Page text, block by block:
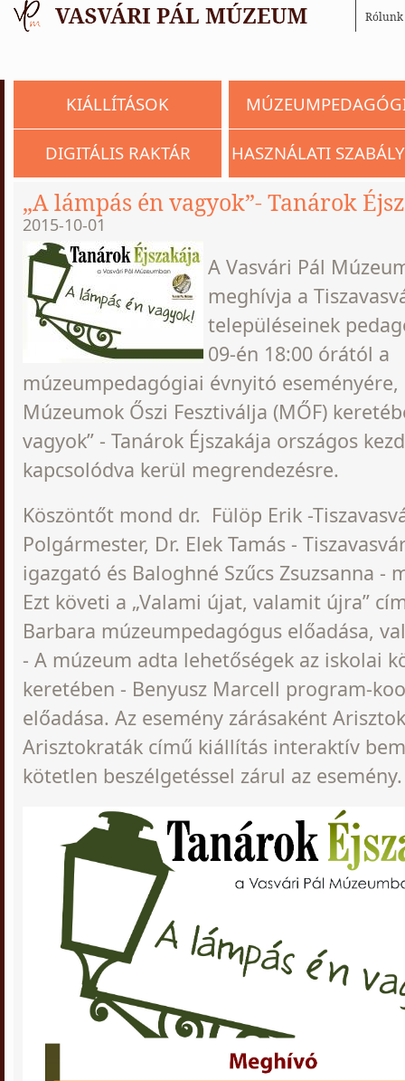
Rólunk
KIÁLLÍTÁSOK
DIGITÁLIS RAKTÁR HASZNÁLATI
„A lámpás én vagyok”- Tanárok
2015-10-01
A Vasvári Pál
meghívja a
településeinek
09-én 18:00 órától a
múzeumpedagógiai évnyitó
Múzeumok Őszi Fesztiválja (MŐF)
vagyok” - Tanárok Éjszakája országos
kapcsolódva kerül megrendezésre.
Köszöntőt mond dr. Fülöp Erik -
Polgármester, Dr. Elek Tamás -
igazgató és Baloghné Szűcs Zsuzsanna -
Ezt követi a „Valami újat, valamit újra”
Barbara múzeumpedagógus előadása,
- A múzeum adta lehetőségek az iskolai
keretében - Benyusz Marcell program-
előadása. Az esemény zárásaként
Arisztokraták című kiállítás interaktív
kötetlen beszélgetéssel zárul az esemény.